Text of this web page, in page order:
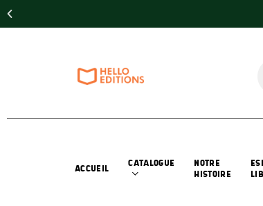
ACCUEIL
CATALOGUE
NOTRE
HISTOIRE